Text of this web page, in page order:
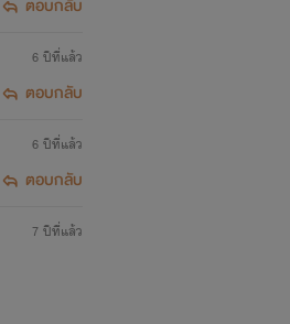
ตอบกลับ
6 ปีที่แล้ว
ตอบกลับ
6 ปีที่แล้ว
ตอบกลับ
7 ปีที่แล้ว